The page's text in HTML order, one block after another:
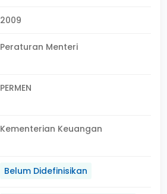
2009
Peraturan Menteri
PERMEN
Kementerian Keuangan
Belum Didefinisikan